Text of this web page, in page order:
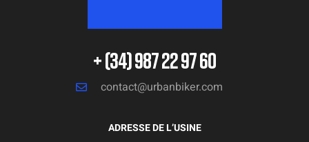
+ (34) 987 22 97 60
contact@urbanbiker.com
ADRESSE DE L’USINE